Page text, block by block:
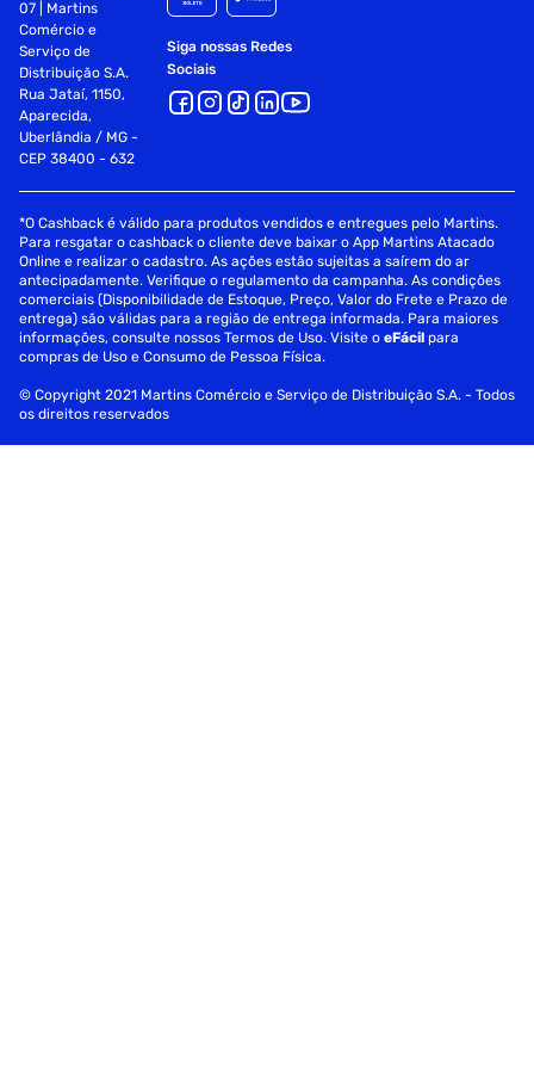
rack : sim
tamanho : 08u
garantia com o fabricante : 01 ano
observacoes : rack montado, nao acompanha parafuso de
precisa de pilhas ou baterias : nao
as pilhas ou baterias estao inclusas : nao
dimensoes : 420 x 540 x 470 mm
acompanha porca gaiola : nao
tipo de porta : acrilico
07 | Martins
Comércio e
Serviço de
Distribuição S.A.
Rua Jataí, 1150,
Aparecida,
Uberlândia / MG -
CEP 38400 - 632
Siga nossas Redes
Sociais
*O Cashback é válido para produtos vendidos e entregues pelo Martins.
Para resgatar o cashback o cliente deve baixar o App Martins Atacado
Online e realizar o cadastro. As ações estão sujeitas a saírem do ar
antecipadamente. Verifique o regulamento da campanha. As condições
comerciais (Disponibilidade de Estoque, Preço, Valor do Frete e Prazo de
entrega) são válidas para a região de entrega informada. Para maiores
informações, consulte nossos Termos de Uso. Visite oeFácil para
compras de Uso e Consumo de Pessoa Física.
© Copyright 2021 Martins Comércio e Serviço de Distribuição S.A. - Todos
os direitos reservados